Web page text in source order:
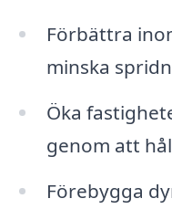
Förbättra
minska
Öka
genom att
Förebygga